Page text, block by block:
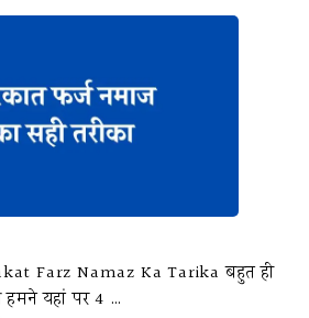
Farz Namaz Ka Tarika बहुत ही
यहां पर 4 …